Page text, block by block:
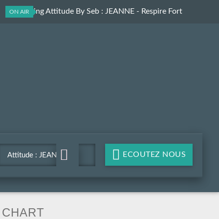
ON AIR
Le Morning Attitude By Seb : JEANNE - Respire Fort
Attitude : JEANNE -
Respire Fort
ECOUTEZ NOUS
CHART